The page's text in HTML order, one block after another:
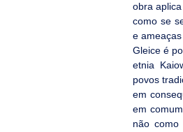
obra
como se
e
Gleice é
etnia
povos
em
em
não como